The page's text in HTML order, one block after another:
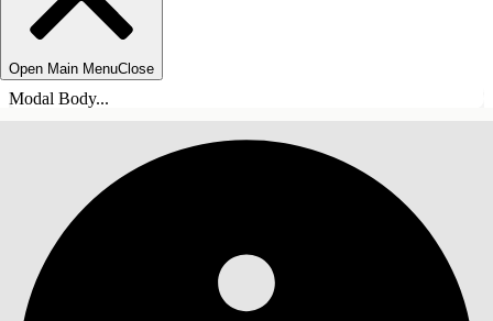
Open Main MenuClose
Modal Body...
INHALT